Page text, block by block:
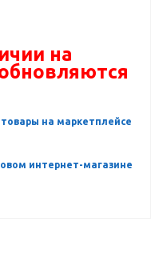
на
на маркетплейсе
интернет-магазине